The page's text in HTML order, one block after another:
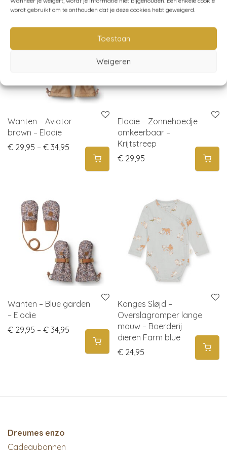
wordt gebruikt om te onthouden dat je deze cookies hebt geweigerd.
Toestaan
Weigeren
Wanten – Aviator
brown – Elodie
€ 29,95 – € 34,95 Price range: € 29,95 through € 34,95
Elodie – Zonnehoedje
omkeerbaar –
Krijtstreep
€ 29,95
Wanten – Blue garden
– Elodie
€ 29,95 – € 34,95 Price range: € 29,95 through € 34,95
Konges Sløjd –
Overslagromper lange
mouw – Boerderij
dieren Farm blue
€ 24,95
Dreumes enzo
Cadeaubonnen